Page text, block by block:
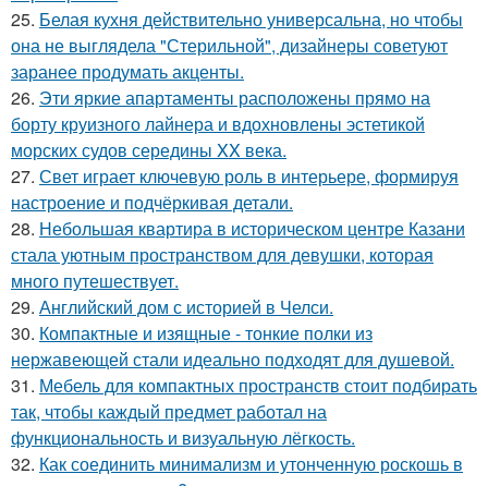
25. Белая кухня действительно универсальна, но чтобы
она не выглядела "Стерильной", дизайнеры советуют
заранее продумать акценты.
26. Эти яркие апартаменты расположены прямо на
борту круизного лайнера и вдохновлены эстетикой
морских судов середины XX века.
27. Свет играет ключевую роль в интерьере, формируя
настроение и подчёркивая детали.
28. Небольшая квартира в историческом центре Казани
стала уютным пространством для девушки, которая
много путешествует.
29. Английский дом с историей в Челси.
30. Компактные и изящные - тонкие полки из
нержавеющей стали идеально подходят для душевой.
31. Мебель для компактных пространств стоит подбирать
так, чтобы каждый предмет работал на
функциональность и визуальную лёгкость.
32. Как соединить минимализм и утонченную роскошь в